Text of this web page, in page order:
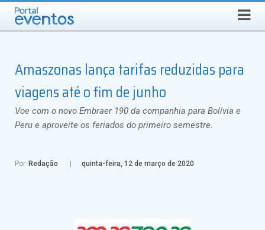
SÁBADO, 8 DE AGOSTO DE 2026 Busca
Amaszonas lança tarifas reduzidas para
viagens até o fim de junho
Voe com o novo Embraer 190 da companhia para Bolívia e
Peru e aproveite os feriados do primeiro semestre.
Por Redação quinta-feira, 12 de março de 2020